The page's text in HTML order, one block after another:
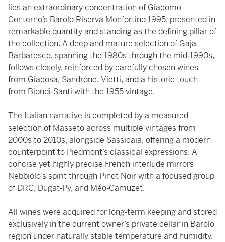
lies an extraordinary concentration of Giacomo
Conterno’s Barolo Riserva Monfortino 1995, presented in
remarkable quantity and standing as the defining pillar of
the collection. A deep and mature selection of Gaja
Barbaresco, spanning the 1980s through the mid‑1990s,
follows closely, reinforced by carefully chosen wines
from Giacosa, Sandrone, Vietti, and a historic touch
from Biondi‑Santi with the 1955 vintage.
The Italian narrative is completed by a measured
selection of Masseto across multiple vintages from
2000s to 2010s, alongside Sassicaia, offering a modern
counterpoint to Piedmont’s classical expressions. A
concise yet highly precise French interlude mirrors
Nebbiolo’s spirit through Pinot Noir with a focused group
of DRC, Dugat‑Py, and Méo‑Camuzet.
All wines were acquired for long‑term keeping and stored
exclusively in the current owner’s private cellar in Barolo
region under naturally stable temperature and humidity.